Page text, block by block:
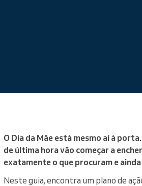
O Dia da Mãe está mesmo aí à
de última hora vão começar a
exatamente o que procuram e
Neste guia, encontra um plano de